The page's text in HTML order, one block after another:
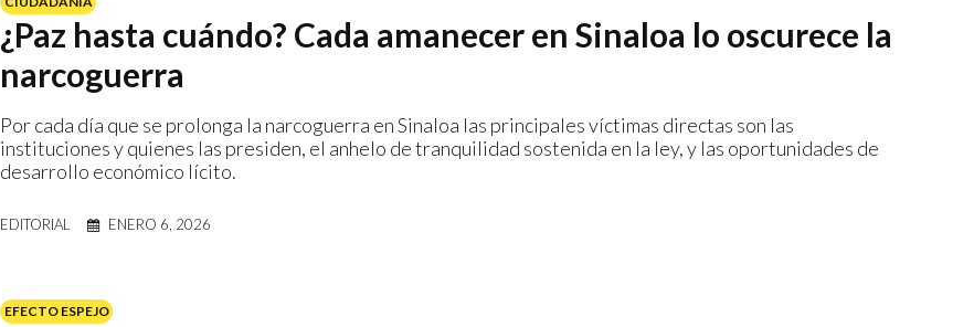
¿Paz hasta cuándo? Cada amanecer en Sinaloa lo oscurece la
narcoguerra
Por cada día que se prolonga la narcoguerra en Sinaloa las principales víctimas directas son las
instituciones y quienes las presiden, el anhelo de tranquilidad sostenida en la ley, y las oportunidades de
desarrollo económico lícito.
EDITORIAL ENERO 6, 2026
EFECTO ESPEJO